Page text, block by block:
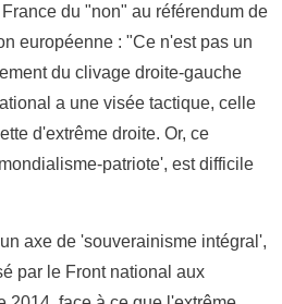
du "non" au référendum de
européenne : "Ce n'est pas un
du clivage droite-gauche
a une visée tactique, celle
d'extrême droite. Or, ce
patriote', est difficile
axe de 'souverainisme intégral',
par le Front national aux